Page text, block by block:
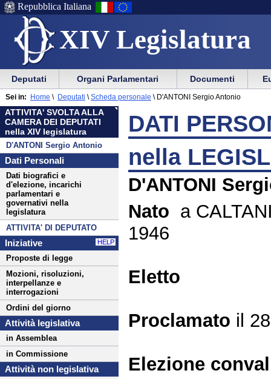
XIV Legislatura
Menu
di
ausilio
alla
navigazione
Vai
Menu
di
navigazione
principale
Repubblica Italiana
Menu
di
navigazione
principale
Vai
menu
di
sezione
Deputati Organi Parlamentari Documenti
ATTIVITA' SVOLTA ALLA
CAMERA DEI DEPUTATI
nella XIV legislatura
D'ANTONI Sergio Antonio
Dati Personali
Dati biografici e
d'elezione, incarichi
parlamentari e
governativi nella
legislatura
ATTIVITA' DI DEPUTATO
Iniziative HELP
Proposte di legge
Mozioni, risoluzioni,
interpellanze e
interrogazioni
Ordini del giorno
Attività legislativa
in Assemblea
in Commissione
Attività non legislativa
Sei in: Home \ Deputati \ Scheda personale \ D'ANTONI Sergio Antonio
DATI
nella
D'ANTONI
Nato a
1946
Eletto
Proclamato il
Elezione